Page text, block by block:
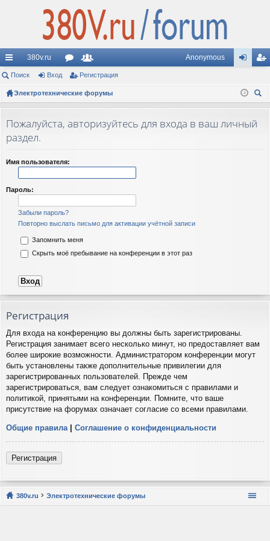
с
ы
и
380v.ru
ор
ум
ол
ьз
ат
и
Anonymous
д ис
Поиск Вход Регистрация
Электротехнические форумы
ск
Пожалуйста, авторизуйтесь для входа в ваш личный
раздел.
Имя пользователя:
Пароль:
Забыли пароль?
Повторно выслать письмо для активации учётной записи
Запомнить меня
Скрыть моё пребывание на конференции в этот раз
Регистрация
Для входа на конференцию вы должны быть зарегистрированы.
Регистрация занимает всего несколько минут, но предоставляет вам
более широкие возможности. Администратором конференции могут
быть установлены также дополнительные привилегии для
зарегистрированных пользователей. Прежде чем
зарегистрироваться, вам следует ознакомиться с правилами и
политикой, принятыми на конференции. Помните, что ваше
присутствие на форумах означает согласие со всеми правилами.
Общие правила | Соглашение о конфиденциальности
Регистрация
380v.ru Электротехнические форумы